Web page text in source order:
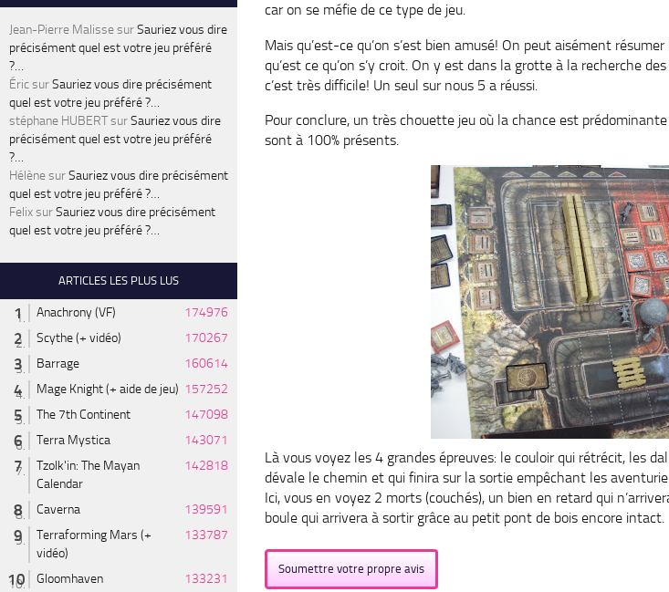
car on se méfie de ce type de jeu.
Mais qu’est-ce qu’on s’est bien amusé! On peut aisément
qu’est ce qu’on s’y croit. On y est dans la grotte à la recherche
c’est très difficile! Un seul sur nous 5 a réussi.
Pour conclure, un très chouette jeu où la chance est prédominante
sont à 100% présents.
Là vous voyez les 4 grandes épreuves: le couloir qui rétrécit, les
dévale le chemin et qui finira sur la sortie empêchant les
Ici, vous en voyez 2 morts (couchés), un bien en retard qui
boule qui arrivera à sortir grâce au petit pont de bois encore intact.
Soumettre votre propre avis
Jean-Pierre MalissesurSauriez vous dire
précisément quel est votre jeu préféré
?…
ÉricsurSauriez vous dire précisément
quel est votre jeu préféré ?…
stéphane HUBERTsurSauriez vous dire
précisément quel est votre jeu préféré
?…
HélènesurSauriez vous dire précisément
quel est votre jeu préféré ?…
FelixsurSauriez vous dire précisément
quel est votre jeu préféré ?…
ARTICLES LES PLUS LUS
Anachrony (VF)
174976
Scythe (+ vidéo)
170267
Barrage
160614
Mage Knight (+ aide de jeu) 157252
The 7th Continent
147098
Terra Mystica
143071
Tzolk'in: The Mayan
Calendar
142818
Caverna
139591
Terraforming Mars (+
vidéo)
133787
Gloomhaven 133231